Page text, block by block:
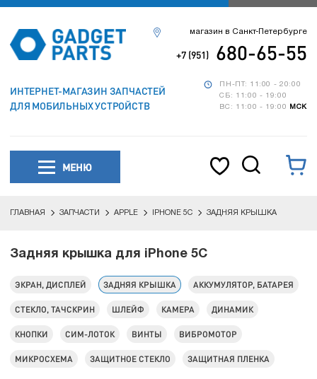
ИНТЕРНЕТ-МАГАЗИН ЗАПЧАСТЕЙ
ДЛЯ МОБИЛЬНЫХ УСТРОЙСТВ
ПН-ПТ: 11:00 - 20:00
СБ: 11:00 - 19:00
ВС: 11:00 - 19:00
МСК
магазин в Санкт-Петербурге
+7 (951) 680-65-55
МЕНЮ
ГЛАВНАЯ ЗАПЧАСТИ APPLE IPHONE 5C ЗАДНЯЯ КРЫШКА
Задняя крышка для iPhone 5C
ЭКРАН, ДИСПЛЕЙ ЗАДНЯЯ КРЫШКА АККУМУЛЯТОР, БАТАРЕЯ
СТЕКЛО, ТАЧСКРИН ШЛЕЙФ КАМЕРА ДИНАМИК
КНОПКИ СИМ-ЛОТОК ВИНТЫ ВИБРОМОТОР
МИКРОСХЕМА ЗАЩИТНОЕ СТЕКЛО ЗАЩИТНАЯ ПЛЕНКА